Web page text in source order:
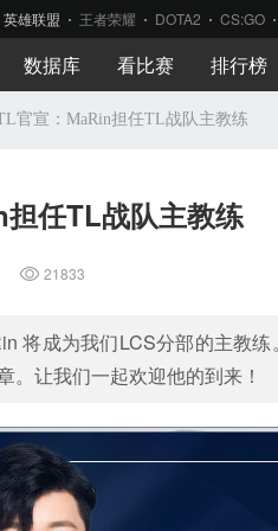
英雄联盟 王者荣耀 DOTA2 CS:GO
数据库 看比赛 排行榜
官宣：MaRin担任TL战队主教练
任TL战队主教练
21833
将成为我们LCS分部的主教
。让我们一起欢迎他的到来！